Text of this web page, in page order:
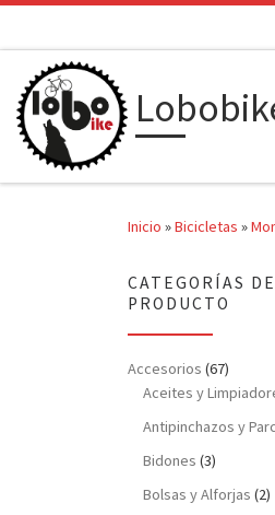
Inicio »Bicicletas »
CATEGORÍAS
PRODUCTO
Accesorios (67)
Aceites y
Antipinchazos y
Bidones (3)
Bolsas y Alforjas (2)